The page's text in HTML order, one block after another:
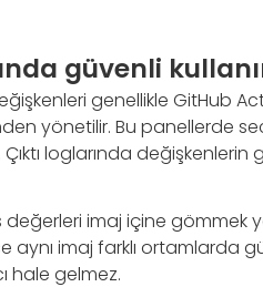
güvenli
genellikle GitHub
yönetilir. Bu panellerde
loglarında
imaj içine gömmek
imaj farklı ortamlarda
hale gelmez.